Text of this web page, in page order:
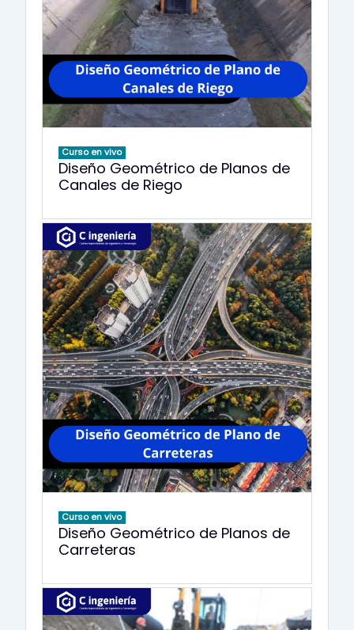
Curso en vivo
Diseño Geométrico de Planos de
Canales de Riego
Curso en vivo
Diseño Geométrico de Planos de
Carreteras